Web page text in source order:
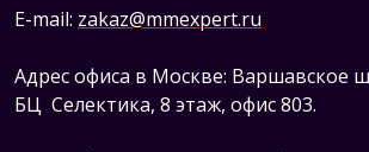
E-mail: zakaz@mmexpert.ru
Адрес офиса в Москве: Варшавское
БЦ Селектика, 8 этаж, офис 803.